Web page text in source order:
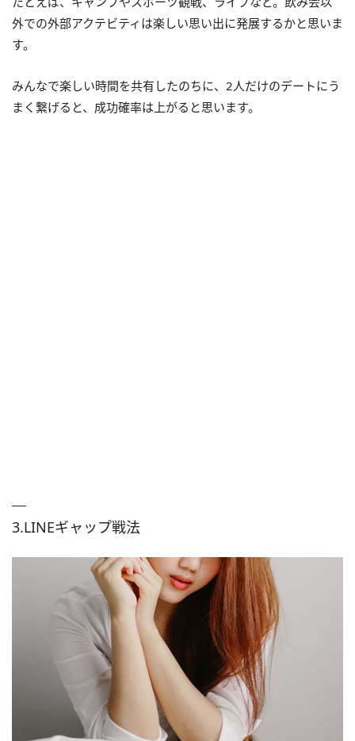
外での外部アクテビティは楽しい思い出に発展するかと思いま
す。
みんなで楽しい時間を共有したのちに、2人だけのデートにう
まく繋げると、成功確率は上がると思います。
3.LINEギャップ戦法